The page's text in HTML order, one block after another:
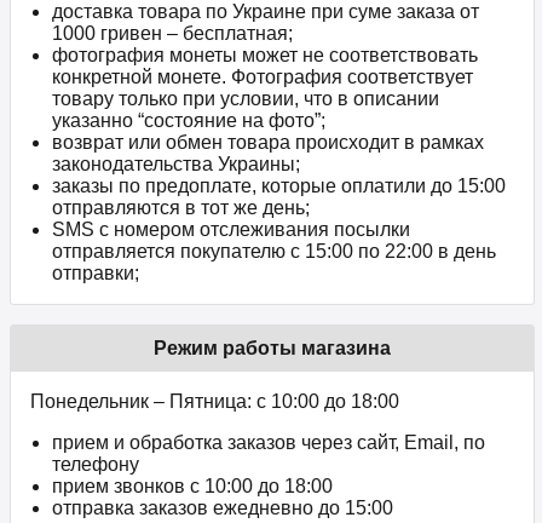
доставка товара по Украине при суме заказа от
1000 гривен – бесплатная;
фотография монеты может не соответствовать
конкретной монете. Фотография соответствует
товару только при условии, что в описании
указанно “состояние на фото”;
возврат или обмен товара происходит в рамках
законодательства Украины;
заказы по предоплате, которые оплатили до 15:00
отправляются в тот же день;
SMS с номером отслеживания посылки
отправляется покупателю с 15:00 по 22:00 в день
отправки;
Режим работы магазина
Понедельник – Пятница: с 10:00 до 18:00
прием и обработка заказов через сайт, Email, по
телефону
прием звонков c 10:00 до 18:00
отправка заказов ежедневно до 15:00